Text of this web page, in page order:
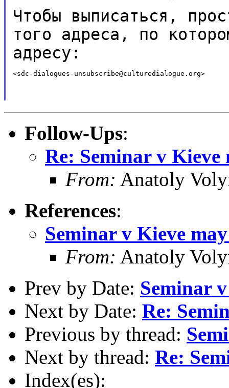
Чтобы выписаться,
того адреса, по
адресу:
<sdc-dialogues-unsubscribe@culturedialogue.org>
Follow-Ups:
Re: Seminar v Kieve
From: Anatoly
References:
Seminar v Kieve
From: Anatoly
Prev by Date: Seminar
Next by Date: Re:
Previous by thread:
Next by thread: Re:
Index(es):